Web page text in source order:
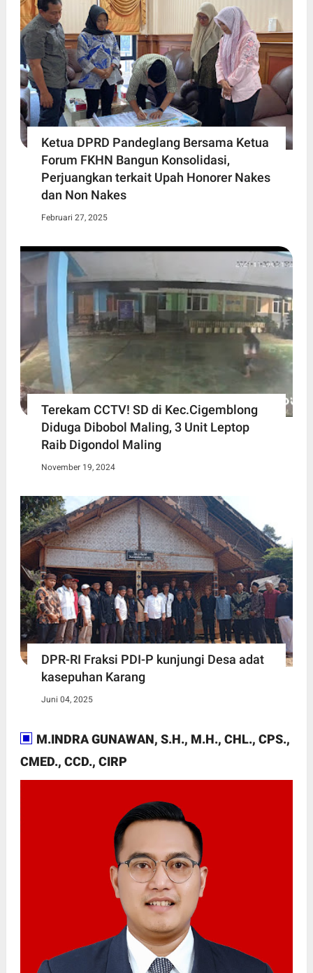
Ketua DPRD Pandeglang Bersama Ketua
Forum FKHN Bangun Konsolidasi,
Perjuangkan terkait Upah Honorer Nakes
dan Non Nakes
Februari 27, 2025
Terekam CCTV! SD di Kec.Cigemblong
Diduga Dibobol Maling, 3 Unit Leptop
Raib Digondol Maling
November 19, 2024
DPR-RI Fraksi PDI-P kunjungi Desa adat
kasepuhan Karang
Juni 04, 2025
M.INDRA GUNAWAN, S.H., M.H., CHL., CPS.,
CMED., CCD., CIRP